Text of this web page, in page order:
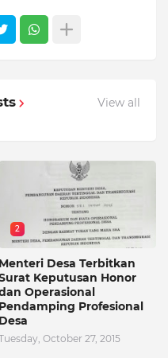
View all
2
Menteri Desa Terbitkan
Keputusan Honor
Operasional
Pendamping Profesional
Desa
October 27, 2015